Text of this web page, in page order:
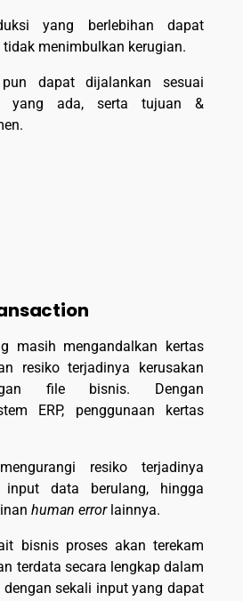
yang berlebihan dapat
menimbulkan kerugian.
dapat dijalankan sesuai
yang ada, serta tujuan &
masih mengandalkan kertas
resiko terjadinya kerusakan
file bisnis. Dengan
ERP, penggunaan kertas
resiko terjadinya
input data berulang, hingga
human errorlainnya.
bisnis proses akan terekam
terdata secara lengkap dalam
sekali input yang dapat